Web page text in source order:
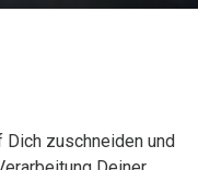
zuschneiden und